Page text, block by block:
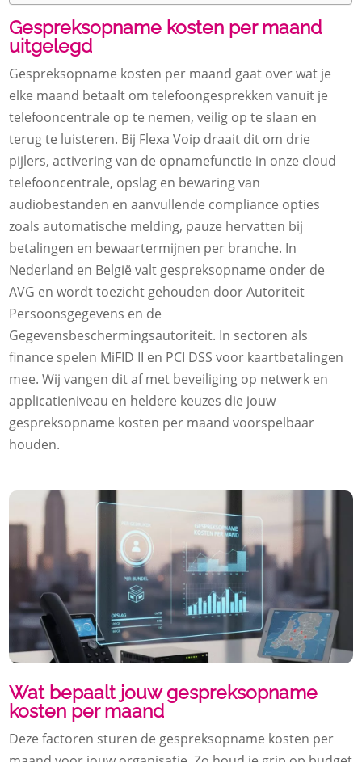
Gespreksopname kosten per maand
uitgelegd
Gespreksopname kosten per maand gaat over wat je
elke maand betaalt om telefoongesprekken vanuit je
telefooncentrale op te nemen, veilig op te slaan en
terug te luisteren.​ Bij Flexa Voip draait dit om drie
pijlers, activering van de opnamefunctie in onze cloud
telefooncentrale, opslag en bewaring van
audiobestanden en aanvullende compliance opties
zoals automatische melding, pauze hervatten bij
betalingen en bewaartermijnen per branche.​ In
Nederland en België valt gespreksopname onder de
AVG en wordt toezicht gehouden door Autoriteit
Persoonsgegevens en de
Gegevensbeschermingsautoriteit.​ In sectoren als
finance spelen MiFID II en PCI DSS voor kaartbetalingen
mee.​ Wij vangen dit af met beveiliging op netwerk en
applicatieniveau en heldere keuzes die jouw
gespreksopname kosten per maand voorspelbaar
houden.​
Wat bepaalt jouw gespreksopname
kosten per maand
Deze factoren sturen de gespreksopname kosten per